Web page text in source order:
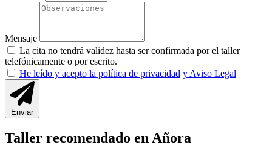
Mensaje
La cita no tendrá validez hasta ser confirmada por el taller
telefónicamente o por escrito.
He leído y acepto la política de privacidad y Aviso Legal
Enviar
Taller recomendado en Añora